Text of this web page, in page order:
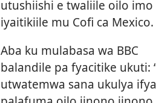
utushiishi e twaliile oilo imo
iyaitikiile mu Cofi ca Mexico.
Aba ku mulabasa wa BBC
balandile pa fyacitike
utwatemwa sana ukulya